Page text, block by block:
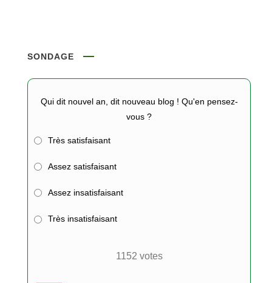
SONDAGE
Qui dit nouvel an, dit nouveau blog ! Qu'en pensez-
vous ?
Très satisfaisant
Assez satisfaisant
Assez insatisfaisant
Très insatisfaisant
1152 votes